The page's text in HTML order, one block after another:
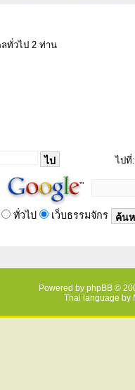
ทั่วไป 2 ท่าน
ไปที่:
ทั่วไป เว็บธรรมจักร
Powered by phpBB ©
Thai language by